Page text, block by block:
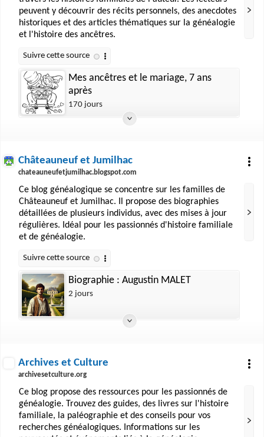
peuvent y découvrir des récits personnels, des anecdotes
historiques et des articles thématiques sur la généalogie
et l'histoire des ancêtres.
Mes ancêtres et le mariage, 7 ans
après
170 jours
Châteauneuf et Jumilhac
chateauneufetjumilhac.blogspot.com
Ce blog généalogique se concentre sur les familles de
Châteauneuf et Jumilhac. Il propose des biographies
détaillées de plusieurs individus, avec des mises à jour
régulières. Idéal pour les passionnés d'histoire familiale
et de généalogie.
Biographie : Augustin MALET
2 jours
Archives et Culture
archivesetculture.org
Ce blog propose des ressources pour les passionnés de
généalogie. Trouvez des guides, des livres sur l'histoire
familiale, la paléographie et des conseils pour vos
recherches généalogiques. Informations sur les